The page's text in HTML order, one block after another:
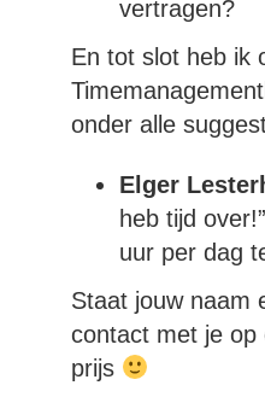
vertragen?
En tot slot heb ik
onder alle
Elger
heb tijd
uur per dag
Staat jouw naam
contact met je op
prijs